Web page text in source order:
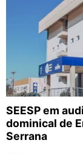
SEESP em
dominical de
Serrana